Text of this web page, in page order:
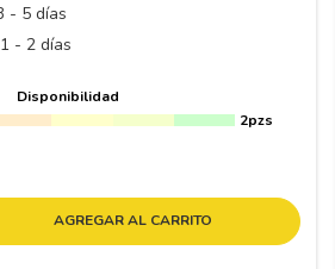
- 5 días
1 - 2 días
Disponibilidad
2pzs
AGREGAR AL CARRITO